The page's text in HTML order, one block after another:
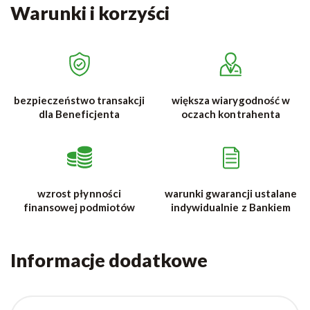
Warunki i korzyści
bezpieczeństwo transakcji
dla Beneficjenta
większa wiarygodność w
oczach kontrahenta
wzrost płynności
finansowej podmiotów
warunki gwarancji ustalane
indywidualnie z Bankiem
Informacje dodatkowe